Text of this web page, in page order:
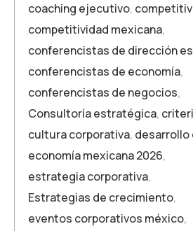
coaching ejecutivo,
competitividad mexicana,
conferencistas de dirección
conferencistas de economía,
conferencistas de negocios,
Consultoría estratégica,
cultura corporativa, desarrollo
economía mexicana 2026,
estrategia corporativa,
Estrategias de crecimiento,
eventos corporativos méxico,